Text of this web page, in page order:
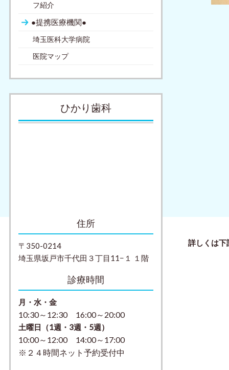
詳しくは下
フ紹介
●提携医療機関●
埼玉医科大学病院
医院マップ
ひかり歯科
住所
〒350-0214
埼玉県坂戸市千代田３丁目11−１ １階
診療時間
月・水・金
10:30～12:30 16:00～20:00
土曜日（1週・3週・5週）
10:00～12:00 14:00～17:00
※２４時間ネット予約受付中